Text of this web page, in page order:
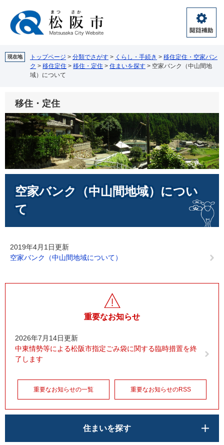
へ
閲
覧
助
現在地 トップページ > 分類でさがす > くらし・手続き > 移住定住・空家バン
ク > 移住定住 > 移住・定住 > 住まいを探す > 空家バンク（中山間地
域）について
移住・定住
空家バンク（中山間地域）につい
て
2019年4月1日更新
空家バンク（中山間地域について）
重要なお知らせ
2026年7月14日更新
中東情勢等による松阪市指定ごみ袋に関する臨時措置を終
了します
重要なお知らせの一覧 重要なお知らせのRSS
住まいを探す